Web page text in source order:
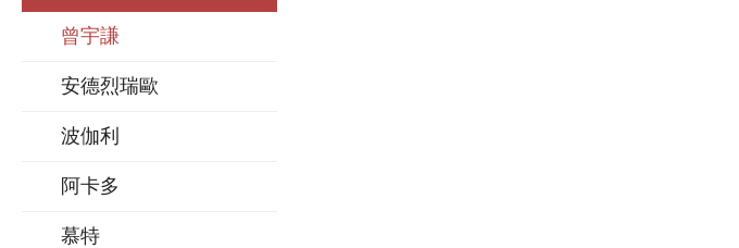
曾宇謙
安德烈瑞歐
波伽利
阿卡多
慕特